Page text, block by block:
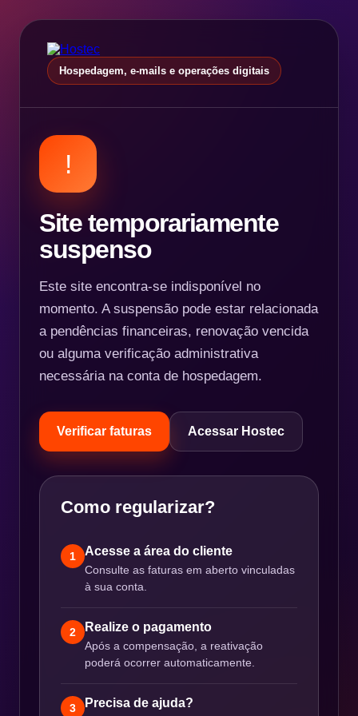
Hospedagem, e-mails e operações digitais
!
Site temporariamente
suspenso
Este site encontra-se indisponível no
momento. A suspensão pode estar relacionada
a pendências financeiras, renovação vencida
ou alguma verificação administrativa
necessária na conta de hospedagem.
Verificar faturas Acessar Hostec
Como regularizar?
1 Acesse a área do cliente
Consulte as faturas em aberto vinculadas
à sua conta.
2 Realize o pagamento
Após a compensação, a reativação
poderá ocorrer automaticamente.
3 Precisa de ajuda?